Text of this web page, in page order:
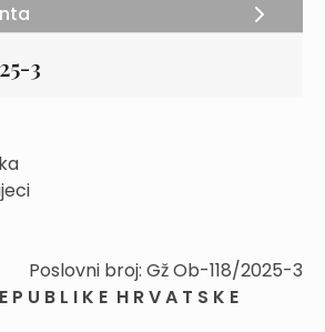
3
Poslovni broj: Gž Ob-118/2025-3
P U B L I K E H R V A T S K E